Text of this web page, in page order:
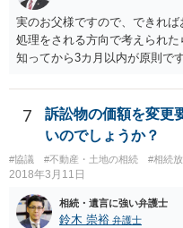
実のお父様ですので、できれ
処理をされる方向で考えられた
知ってから3カ月以内が原則で
放棄するかどうか決めること
することはありませんので、
ありません。 なお、私が扱っ
伸長して調査したところ、サ
つかったため相続したという事
7
訴訟物の価額を変更
いのでしょうか？
#協議 #不動産・土地の相続 #相続
2018年3月11日
相続・遺言に強い弁護士
鈴木 崇裕 弁護士